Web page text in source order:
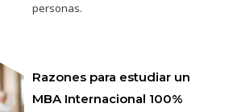
personas.
Razones para estudiar un
MBA Internacional 100%